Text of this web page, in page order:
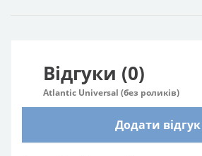
Відгуки (0)
Atlantic Universal (без роликiв)
Додати відгук